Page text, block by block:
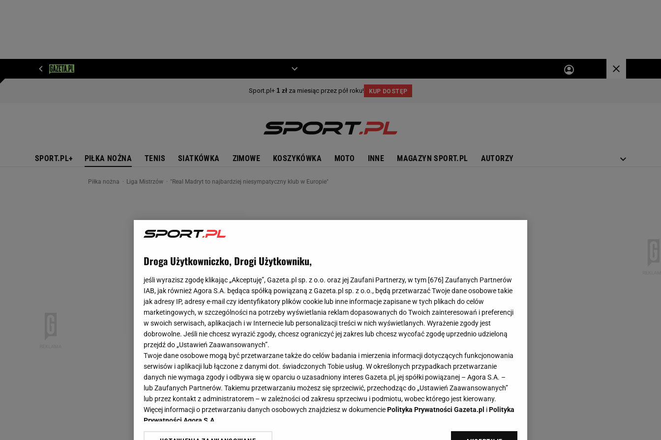
SPORT.PL+ PIŁKA NOŻNA TENIS SIATKÓWKA ZIMOWE KOSZYKÓWKA MOTO INNE MAGAZYN SPORT.PL AUTORZY
Piłka nożna Liga Mistrzów "Real Madryt to najbardziej niesympatyczny klub w Europie"
Droga Użytkowniczko, Drogi Użytkowniku,
jeśli wyrazisz zgodę klikając „Akceptuję”, Gazeta.pl sp. z o.o. oraz jej Zaufani Partnerzy, w tym [676] Zaufanych Partnerów
IAB, jak również Agora S.A. będąca spółką powiązaną z Gazeta.pl sp. z o.o., będą przetwarzać Twoje dane osobowe takie
jak adresy IP, adresy e-mail czy identyfikatory plików cookie lub inne informacje zapisane w tych plikach do celów
marketingowych, w szczególności na potrzeby wyświetlania reklam dopasowanych do Twoich zainteresowań i preferencji
w swoich serwisach, aplikacjach i w Internecie lub personalizacji treści w nich wyświetlanych. Wyrażenie zgody jest
dobrowolne. Jeśli nie chcesz wyrazić zgody, chcesz ograniczyć jej zakres lub chcesz wycofać zgodę uprzednio udzieloną
przejdź do „Ustawień Zaawansowanych”.
Twoje dane osobowe mogą być przetwarzane także do celów badania i mierzenia informacji dotyczących funkcjonowania
serwisów i aplikacji lub łączone z danymi dot. świadczonych Tobie usług. W określonych przypadkach przetwarzanie
danych nie wymaga zgody i odbywa się w oparciu o uzasadniony interes Gazeta.pl, jej spółki powiązanej – Agora S.A. –
lub Zaufanych Partnerów. Takiemu przetwarzaniu możesz się sprzeciwić, przechodząc do „Ustawień Zaawansowanych”
lub przez kontakt z administratorem – w zależności od zakresu sprzeciwu i podmiotu, wobec którego jest kierowany.
Więcej informacji o przetwarzaniu danych osobowych znajdziesz w dokumenciePolityka Prywatności Gazeta.pl iPolityka
Prywatności Agora S.A.